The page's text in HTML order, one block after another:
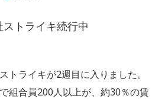
ストライキ続行中
トライキが2週目に入りました。
組合員200人以上が、約30％の賃